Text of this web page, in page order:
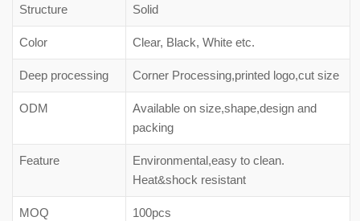
Structure Solid
Color Clear, Black, White etc.
Deep processing Corner Processing,printed logo,cut size
ODM
Available on size,shape,design and
packing
Feature
Environmental,easy to clean.
Heat&shock resistant
MOQ 100pcs